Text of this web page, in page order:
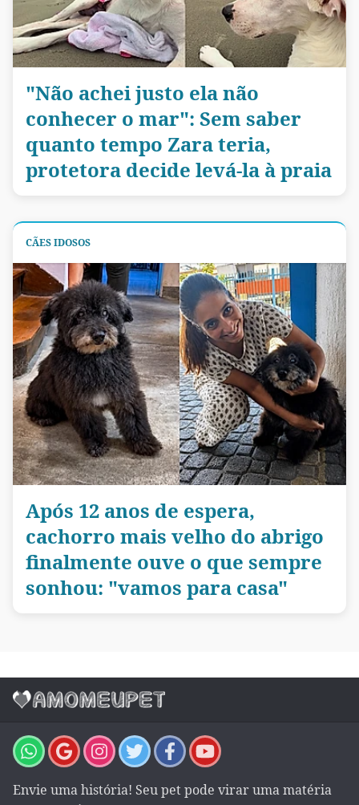
"Não achei justo ela não
conhecer o mar": Sem saber
quanto tempo Zara teria,
protetora decide levá-la à praia
CÃES IDOSOS
Após 12 anos de espera,
cachorro mais velho do abrigo
finalmente ouve o que sempre
sonhou: "vamos para casa"
Envie uma história! Seu pet pode virar uma matéria